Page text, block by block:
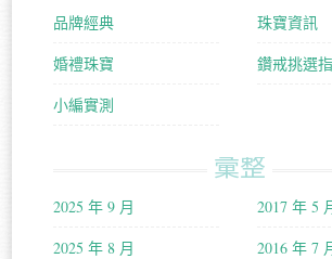
品牌經典
婚禮珠寶
小編實測
珠寶資訊
鑽戒挑選
彙整
2025 年 9 月
2025 年 8 月
2017 年 5
2016 年 7